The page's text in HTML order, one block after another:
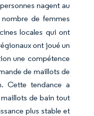
nagent au
de femmes
locales qui ont
ont joué un
une compétence
de maillots de
Cette tendance a
de bain tout
plus stable et